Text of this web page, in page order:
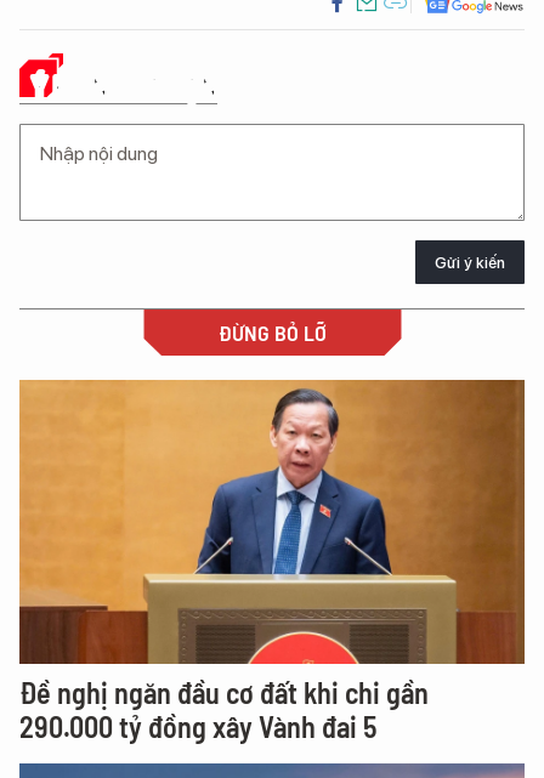
Ý KIẾN CỦA BẠN
Gửi ý kiến
ĐỪNG BỎ LỠ
Đề nghị ngăn đầu cơ đất khi chi gần
290.000 tỷ đồng xây Vành đai 5